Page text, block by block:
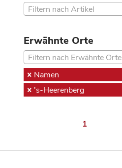
Filtern nach Artikel
Erwähnte Orte
Filtern nach Erwähnte Orte
Namen
's-Heerenberg
1